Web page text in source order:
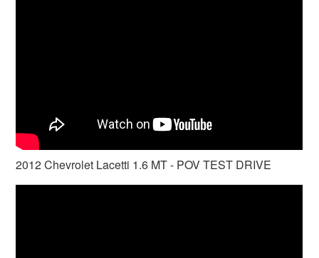
2012 Chevrolet Lacetti 1.6 MT - POV TEST DRIVE